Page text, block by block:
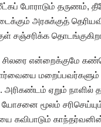
போராடும் தருணம்,
அரசுக்குத்
சஞ்சரிக்க
என்றைக்குமே
ஏறும்
யோசனை மூலம்
கவிபாடும்